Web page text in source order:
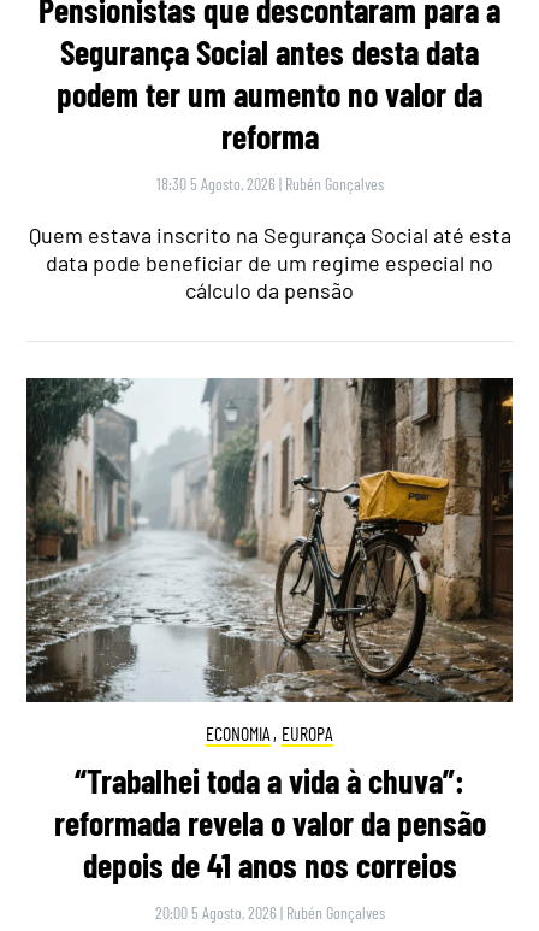
Pensionistas que descontaram para a
Segurança Social antes desta data
podem ter um aumento no valor da
reforma
18:30 5 Agosto, 2026 | Rubén Gonçalves
Quem estava inscrito na Segurança Social até esta
data pode beneficiar de um regime especial no
cálculo da pensão
ECONOMIA , EUROPA
“Trabalhei toda a vida à chuva”:
reformada revela o valor da pensão
depois de 41 anos nos correios
20:00 5 Agosto, 2026 | Rubén Gonçalves